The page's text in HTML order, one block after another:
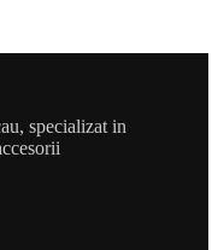
specializat in